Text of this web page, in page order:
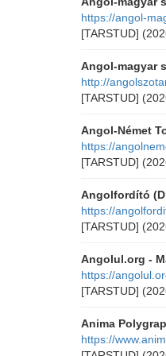
https://angol-
[TARSTUD]
Angol-magyar
http://
[TARSTUD]
Angol-Német
https://
[TARSTUD]
Angolfordító
https://
[TARSTUD]
Angolul.org -
https://
[TARSTUD]
Anima
https://